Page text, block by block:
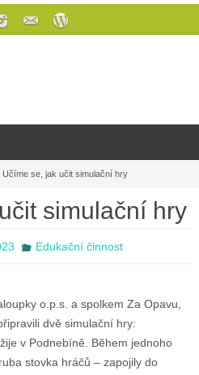
Učíme se, jak učit simulační hry
simulační hry
Edukační činnost
o.p.s. a spolkem Za Opavu,
dvě simulační hry:
v Podnebíně. Během jednoho
stovka hráčů – zapojily do